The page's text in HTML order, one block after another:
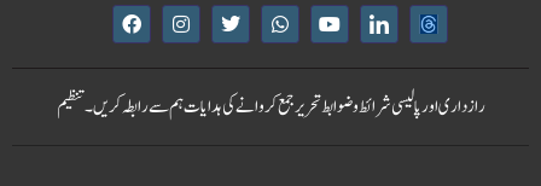
F
a
e
o
I
n
t
g
T
w
t
t
e
W
h
t
s
a
Y
o
t
b
I
c
n
-
l
تنظیمہم سے رابطہ کریں۔تحریر جمع کروانے کی ہدایاتشرائط و ضوابطرازداری اور پالیسی